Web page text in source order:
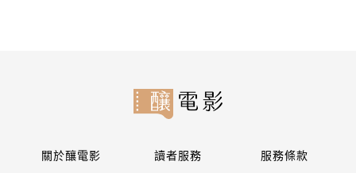
關於釀電影 讀者服務 服務條款